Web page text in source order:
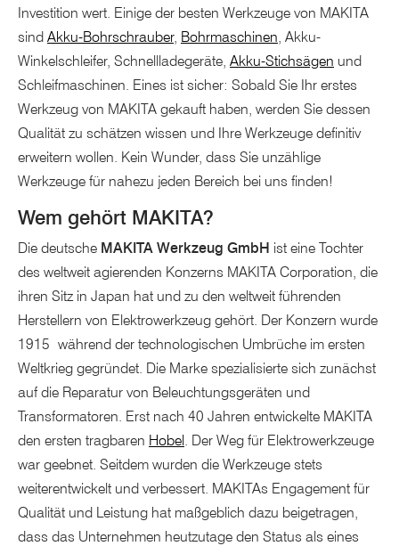
Investition wert. Einige der besten Werkzeuge von MAKITA
sind Akku-Bohrschrauber, Bohrmaschinen, Akku-
Winkelschleifer, Schnellladegeräte, Akku-Stichsägen und
Schleifmaschinen. Eines ist sicher: Sobald Sie Ihr erstes
Werkzeug von MAKITA gekauft haben, werden Sie dessen
Qualität zu schätzen wissen und Ihre Werkzeuge definitiv
erweitern wollen. Kein Wunder, dass Sie unzählige
Werkzeuge für nahezu jeden Bereich bei uns finden!
Wem gehört MAKITA?
Die deutsche MAKITA Werkzeug GmbH ist eine Tochter
des weltweit agierenden Konzerns MAKITA Corporation, die
ihren Sitz in Japan hat und zu den weltweit führenden
Herstellern von Elektrowerkzeug gehört. Der Konzern wurde
1915 während der technologischen Umbrüche im ersten
Weltkrieg gegründet. Die Marke spezialisierte sich zunächst
auf die Reparatur von Beleuchtungsgeräten und
Transformatoren. Erst nach 40 Jahren entwickelte MAKITA
den ersten tragbaren Hobel. Der Weg für Elektrowerkzeuge
war geebnet. Seitdem wurden die Werkzeuge stets
weiterentwickelt und verbessert. MAKITAs Engagement für
Qualität und Leistung hat maßgeblich dazu beigetragen,
dass das Unternehmen heutzutage den Status als eines